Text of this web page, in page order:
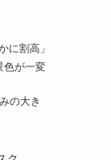
に割高」
色が一変
の大き